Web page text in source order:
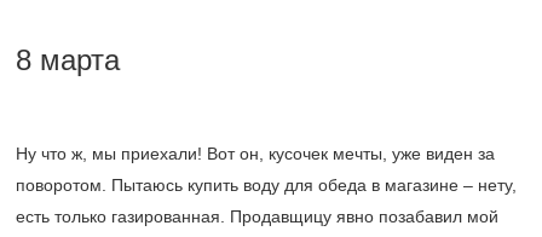
8 марта
Ну что ж, мы приехали! Вот он, кусочек мечты, уже виден за
поворотом. Пытаюсь купить воду для обеда в магазине – нету,
есть только газированная. Продавщицу явно позабавил мой